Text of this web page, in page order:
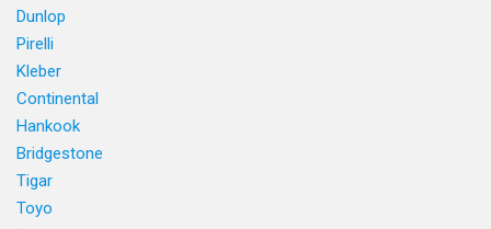
Dunlop
Pirelli
Kleber
Continental
Hankook
Bridgestone
Tigar
Toyo